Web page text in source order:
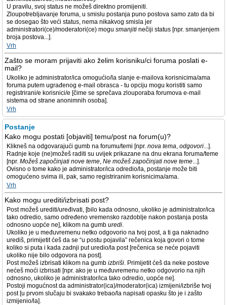
U pravilu, svoj status ne možeš direktno promijeniti.
Zloupotrebljavanje foruma, u smislu postanja puno postova samo zato da bi
se dosegao što veći status, nema nikakvog smisla jer
administratori(ce)/moderatori(ce) mogu smanjiti nečiji status [npr. smanjenjem
broja postova...].
Vrh
Zašto se moram prijaviti ako želim korisniku/ci foruma poslati e-
mail?
Ukoliko je administrator/ica omogućio/la slanje e-mailova korisnicima/ama
foruma putem ugrađenog e-mail obrasca - tu opciju mogu koristiti samo
registrirani/e korisnici/e [čime se sprečava zlouporaba forumova e-mail
sistema od strane anonimnih osoba].
Vrh
Postanje
Kako mogu postati [objaviti] temu/post na forum(u)?
Klikneš na odgovarajući gumb na forumu/temi [npr. nova tema, odgovori...].
Radnje koje (ne)možeš raditi su uvijek prikazane na dnu ekrana foruma/teme
[npr. Možeš započinjati nove teme, Ne možeš započinjati nove teme...].
Ovisno o tome kako je administrator/ica odredio/la, postanje može biti
omogućeno svima ili, pak, samo registriranim korisnicima/ama.
Vrh
Kako mogu urediti/izbrisati post?
Post možeš urediti/uređivati, [bilo kada odnosno, ukoliko je administrator/ica
tako odredio, samo određeno vremensko razdoblje nakon postanja posta
odnosno uopće ne], klikom na gumb uredi.
Ukoliko je u međuvremenu netko odgovorio na tvoj post, a ti ga naknadno
urediš, primijetit ćeš da se “u postu pojavila” rečenica koja govori o tome
koliko si puta i kada zadnji put uredio/la post [rečenica se neće pojaviti
ukoliko nije bilo odgovora na post].
Post možeš izbrisati klikom na gumb izbriši. Primijetit ćeš da neke postove
nećeš moći izbrisati [npr. ako je u međuvremenu netko odgovorio na njih
odnosno, ukoliko je administrator/ica tako odredio, uopće ne].
Postoji mogućnost da administrator(ica)/moderator(ica) izmijeni/izbriše tvoj
post [u prvom slučaju bi svakako trebao/la napisati opasku što je i zašto
izmijenio/la].